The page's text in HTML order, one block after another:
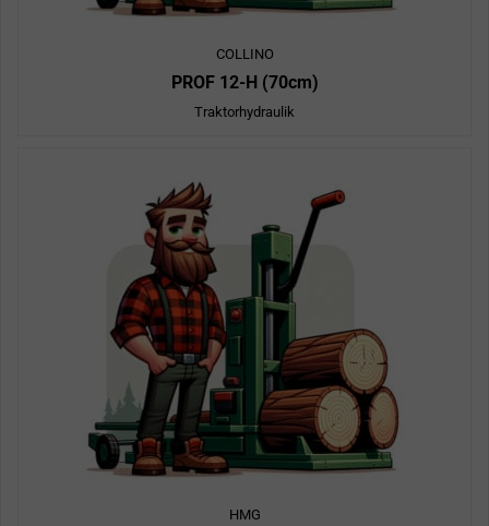
COLLINO
PROF 12-H (70cm)
Traktorhydraulik
HMG